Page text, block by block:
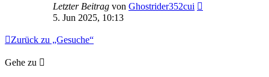
Letzter Beitrag von Ghostrider352cui
5. Jun 2025, 10:13
Zurück zu „Gesuche“
Gehe zu